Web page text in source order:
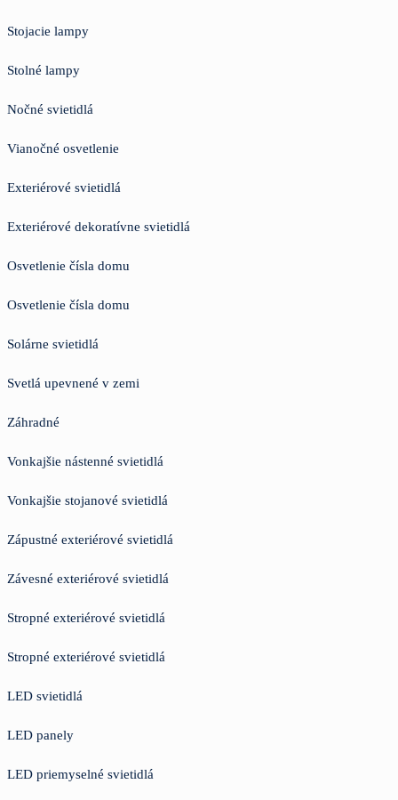
Stojacie lampy
Stolné lampy
Nočné svietidlá
Vianočné osvetlenie
Exteriérové svietidlá
Exteriérové dekoratívne svietidlá
Osvetlenie čísla domu
Osvetlenie čísla domu
Solárne svietidlá
Svetlá upevnené v zemi
Záhradné
Vonkajšie nástenné svietidlá
Vonkajšie stojanové svietidlá
Zápustné exteriérové svietidlá
Závesné exteriérové svietidlá
Stropné exteriérové svietidlá
Stropné exteriérové svietidlá
LED svietidlá
LED panely
LED priemyselné svietidlá